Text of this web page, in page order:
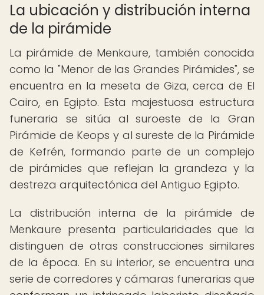
La ubicación y distribución interna
de la pirámide
La pirámide de Menkaure, también conocida
como la "Menor de las Grandes Pirámides", se
encuentra en la meseta de Giza, cerca de El
Cairo, en Egipto. Esta majestuosa estructura
funeraria se sitúa al suroeste de la Gran
Pirámide de Keops y al sureste de la Pirámide
de Kefrén, formando parte de un complejo
de pirámides que reflejan la grandeza y la
destreza arquitectónica del Antiguo Egipto.
La distribución interna de la pirámide de
Menkaure presenta particularidades que la
distinguen de otras construcciones similares
de la época. En su interior, se encuentra una
serie de corredores y cámaras funerarias que